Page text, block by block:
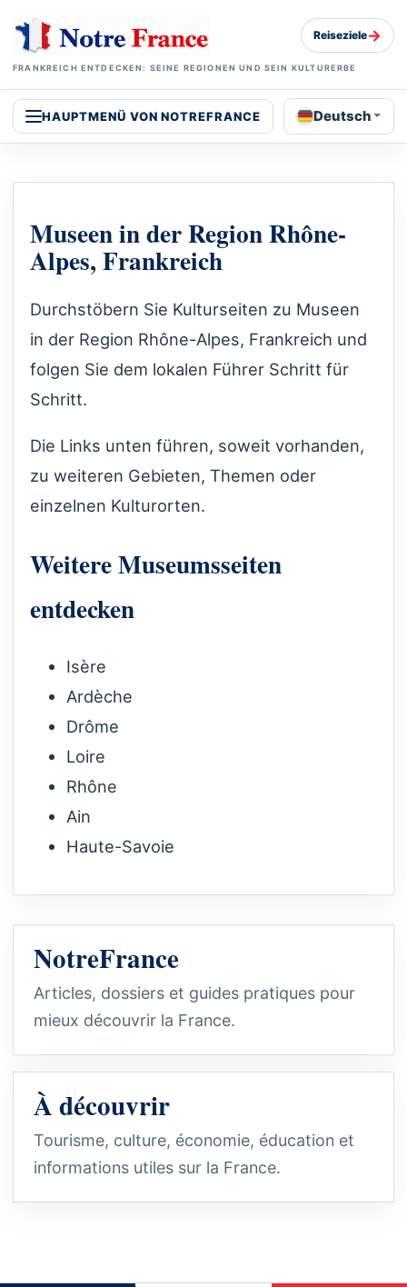
FRANKREICH ENTDECKEN: SEINE REGIONEN UND SEIN KULTURERBE
Reiseziele→
HAUPTMENÜ VON NOTREFRANCE Deutsch
Museen in der Region Rhône-
Alpes, Frankreich
Durchstöbern Sie Kulturseiten zu Museen
in der Region Rhône-Alpes, Frankreich und
folgen Sie dem lokalen Führer Schritt für
Schritt.
Die Links unten führen, soweit vorhanden,
zu weiteren Gebieten, Themen oder
einzelnen Kulturorten.
Weitere Museumsseiten
entdecken
Isère
Ardèche
Drôme
Loire
Rhône
Ain
Haute-Savoie
NotreFrance
Articles, dossiers et guides pratiques pour
mieux découvrir la France.
À découvrir
Tourisme, culture, économie, éducation et
informations utiles sur la France.